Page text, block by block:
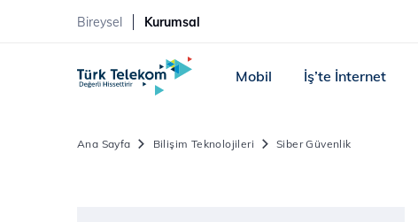
Bireysel Kurumsal
Mobil İş’te İnternet
Ana Sayfa Bilişim Teknolojileri Siber Güvenlik